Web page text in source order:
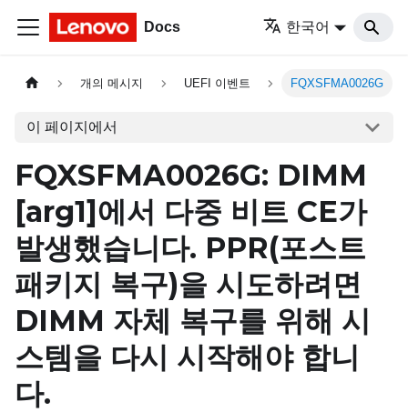
Docs 한국어
개의 메시지 UEFI 이벤트 FQXSFMA0026G
이 페이지에서
FQXSFMA0026G: DIMM
[arg1]에서 다중 비트 CE가
발생했습니다. PPR(포스트
패키지 복구)을 시도하려면
DIMM 자체 복구를 위해 시
스템을 다시 시작해야 합니
다.